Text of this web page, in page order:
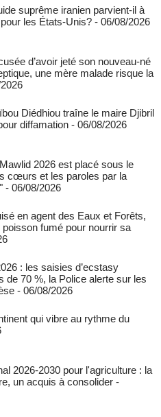
suprême iranien parvient-il à
les États-Unis? - 06/08/2026
d’avoir jeté son nouveau-né
une mère malade risque la
Diédhiou traîne le maire Djibril
diffamation - 06/08/2026
2026 est placé sous le
cœurs et les paroles par la
- 06/08/2026
en agent des Eaux et Forêts,
fumé pour nourrir sa
: les saisies d’ecstasy
de 70 %, la Police alerte sur les
- 06/08/2026
qui vibre au rythme du
2026-2030 pour l'agriculture : la
un acquis à consolider -